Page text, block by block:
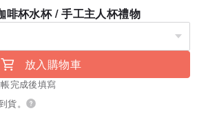
啡杯水杯 / 手工主人杯禮物
放入購物車
帳完成後填寫
貨。